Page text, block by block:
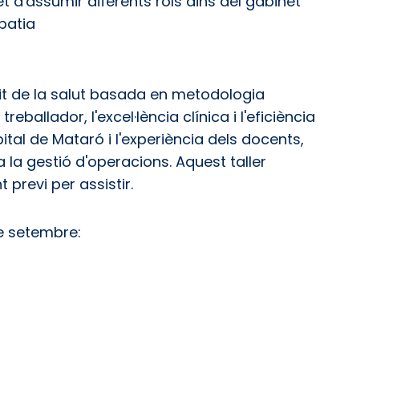
de la salut basada en metodologia
l'excel·lència clínica i l'eficiència
de Mataró i l'experiència dels docents,
gestió d'operacions. Aquest taller
previ per assistir.
setembre: